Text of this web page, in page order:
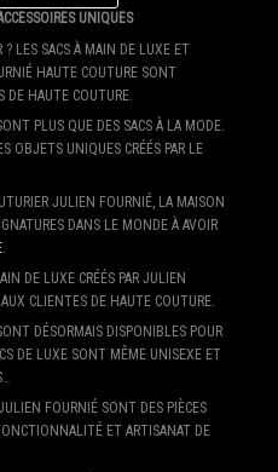
UNIQUES
LES SACS À MAIN DE LUXE ET
HAUTE COUTURE SONT
DE HAUTE COUTURE.
PLUS QUE DES SACS À LA MODE.
OBJETS UNIQUES CRÉÉS PAR LE
JULIEN FOURNIÉ, LA MAISON
DANS LE MONDE À AVOIR
.
DE LUXE CRÉÉS PAR JULIEN
CLIENTES DE HAUTE COUTURE.
DÉSORMAIS DISPONIBLES POUR
DE LUXE SONT MÊME UNISEXE ET
FOURNIÉ SONT DES PIÈCES
ET ARTISANAT DE